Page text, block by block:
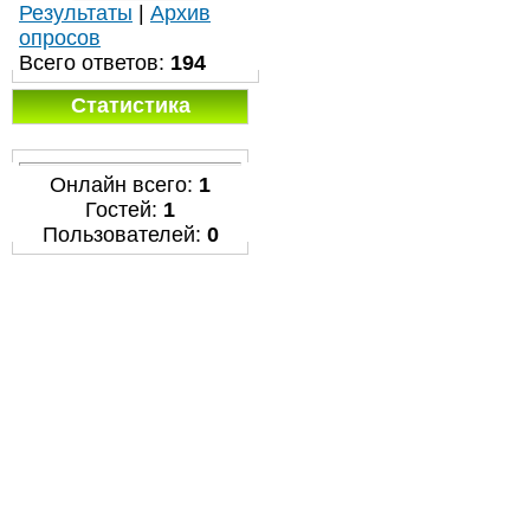
Результаты
Архив
опросов
Всего ответов: 194
Статистика
Онлайн всего: 1
Гостей: 1
Пользователей: 0